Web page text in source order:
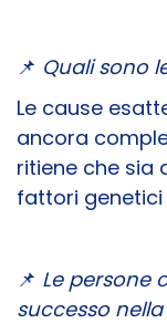
📌 Quali sono
Le cause
ancora
ritiene che sia
fattori genetici
📌 Le persone
successo